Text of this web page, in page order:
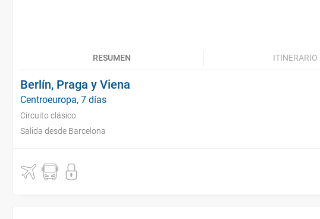
RESUMEN ITINERARIO
Berlín, Praga y Viena
Centroeuropa, 7 días
Circuito clásico
Salida desde Barcelona